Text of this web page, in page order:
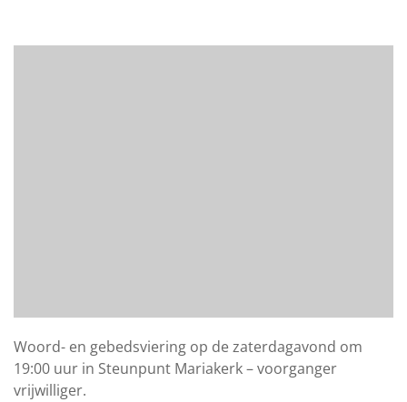
Woord- en gebedsviering op de zaterdagavond om
19:00 uur in Steunpunt Mariakerk – voorganger
vrijwilliger.